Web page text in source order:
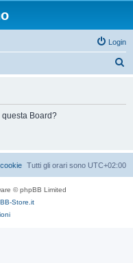
Login
Board?
Tutti gli orari sono UTC+02:00
© phpBB Limited
Store.it